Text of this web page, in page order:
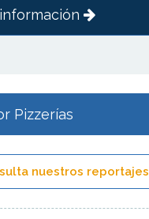
Pizzerías
nuestros reportajes